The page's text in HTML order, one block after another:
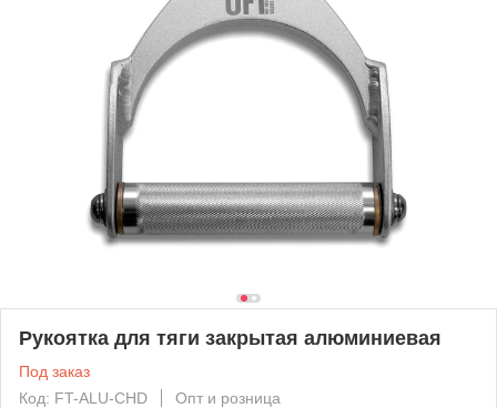
Рукоятка для тяги закрытая алюминиевая
Под заказ
Код: FT-ALU-CHD
Опт и розница